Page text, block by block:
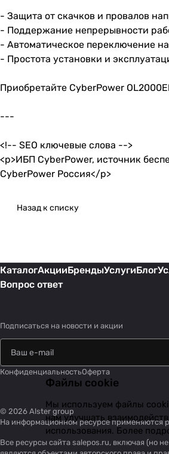
- Защита от скачков и провалов
- Поддержание непрерывности
- Автоматическое переключение
- Простота установки и
Приобретайте CyberPower
---
<!-- SEO ключевые слова -->
<p>ИБП CyberPower, источник
CyberPower Россия</p>
Назад к списку
КаталогАкцииБрендыУслугиБлог
Вопрос ответ
Подписаться на новости и акции
КонфиденциальностьОферта
© 2026 Alster group
На информационном ресурсе применяются
Все ресурсы сайта salepos.ru, включая (но
Файлы cookie
Мы используем файлы
нам улучшать
использования. Более